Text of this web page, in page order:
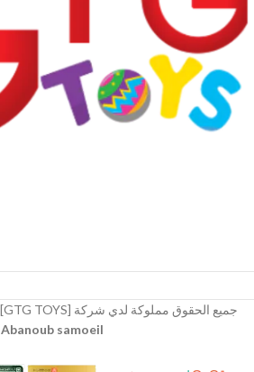
جميع الحقوق مملوكة لدي شركة [GTG TOYS]
Abanoub samoeil